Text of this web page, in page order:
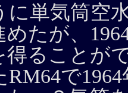
に単気筒空
めたが、
得ることが
RM64で